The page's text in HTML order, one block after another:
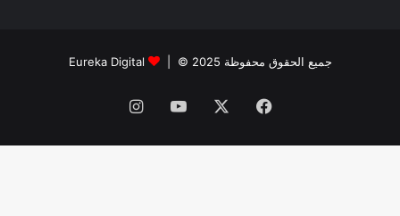
جميع الحقوق محفوظة 2025 © | Eureka Digital
فيسبوك ‫YouTube